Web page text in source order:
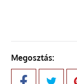
Megosztás: